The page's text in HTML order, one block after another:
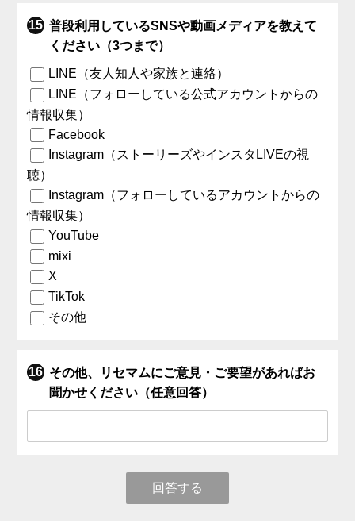
普段利用しているSNSや動画メディアを教えて
ください（3つまで）
LINE（友人知人や家族と連絡）
LINE（フォローしている公式アカウントからの
情報収集）
Facebook
Instagram（ストーリーズやインスタLIVEの視
聴）
Instagram（フォローしているアカウントからの
情報収集）
YouTube
mixi
X
TikTok
その他
その他、リセマムにご意見・ご要望があればお
聞かせください（任意回答）
回答する